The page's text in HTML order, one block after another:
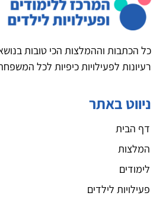
כל הכתבות וההמלצות הכי טובות
רעיונות לפעילויות כיפיות לכל
ניווט באתר
דף הבית
המלצות
לימודים
פעילויות לילדים